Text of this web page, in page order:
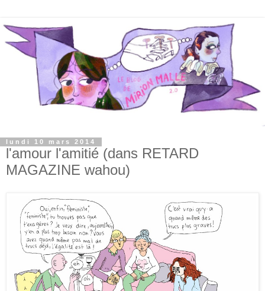
lundi 10 mars 2014
l'amour l'amitié (dans RETARD
MAGAZINE wahou)